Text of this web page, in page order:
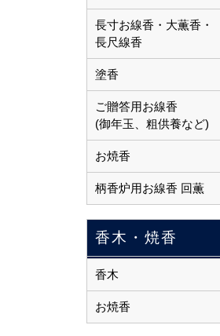
長寸お線香・大薫香・
長尺線香
塗香
ご贈答用お線香
(御年玉、粗供養など)
お焼香
柄香炉用お線香 回薫
香木・焼香
香木
お焼香